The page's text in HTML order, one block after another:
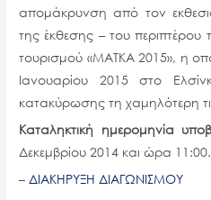
απομάκρυνση από τον
της έκθεσης – του
τουρισμού «ΜΑΤΚΑ 2015», η
Ιανουαρίου 2015 στο
κατακύρωσης τη χαμηλότερη
Καταληκτική ημερομηνία
Δεκεμβρίου 2014 και ώρα 11:00.
–ΔΙΑΚΗΡΥΞΗ ΔΙΑΓΩΝΙΣΜΟΥ